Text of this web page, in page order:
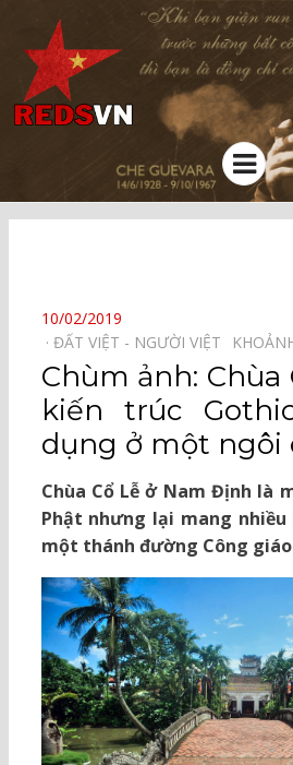
Kênh chia sẻ tri thức cộng đồng
Menu
POSTED
ON
10/02/2019
ĐẤT VIỆT - NGƯỜI VIỆT⠀
Chùm ảnh: Chùa
kiến trúc
dụng ở một ngôi
Chùa Cổ Lễ ở Nam Định là
Phật nhưng lại mang
một thánh đường Công